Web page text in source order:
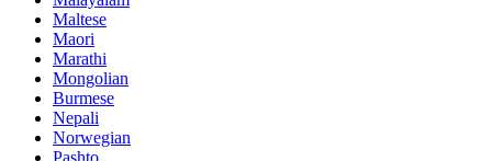
Maltese
Maori
Marathi
Mongolian
Burmese
Nepali
Norwegian